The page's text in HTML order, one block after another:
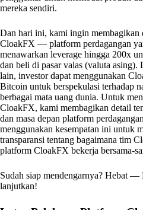
mereka sendiri.
Dan hari ini, kami ingin membagikan
CloakFX — platform perdagangan
menawarkan leverage hingga 200x
dan beli di pasar valas (valuta asing).
lain, investor dapat menggunakan
Bitcoin untuk berspekulasi terhadap
berbagai mata uang dunia. Untuk
CloakFX, kami membagikan detail
dan masa depan platform
menggunakan kesempatan ini untuk
transparansi tentang bagaimana tim
platform CloakFX bekerja bersama-
Sudah siap mendengarnya? Hebat —
lanjutkan!